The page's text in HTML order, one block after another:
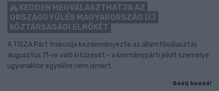
KEDDEN MEGVÁLASZTHATJA AZ
ORSZÁGGYŰLÉS MAGYARORSZÁG ÚJ
KÖZTÁRSASÁGI ELNÖKÉT
A TISZA Párt frakciója kezdeményezte az államfőválasztás
augusztus 11-re való kitűzését - a kormánypárti jelölt személye
ugyanakkor egyelőre nem ismert.
Szólj hozzá!